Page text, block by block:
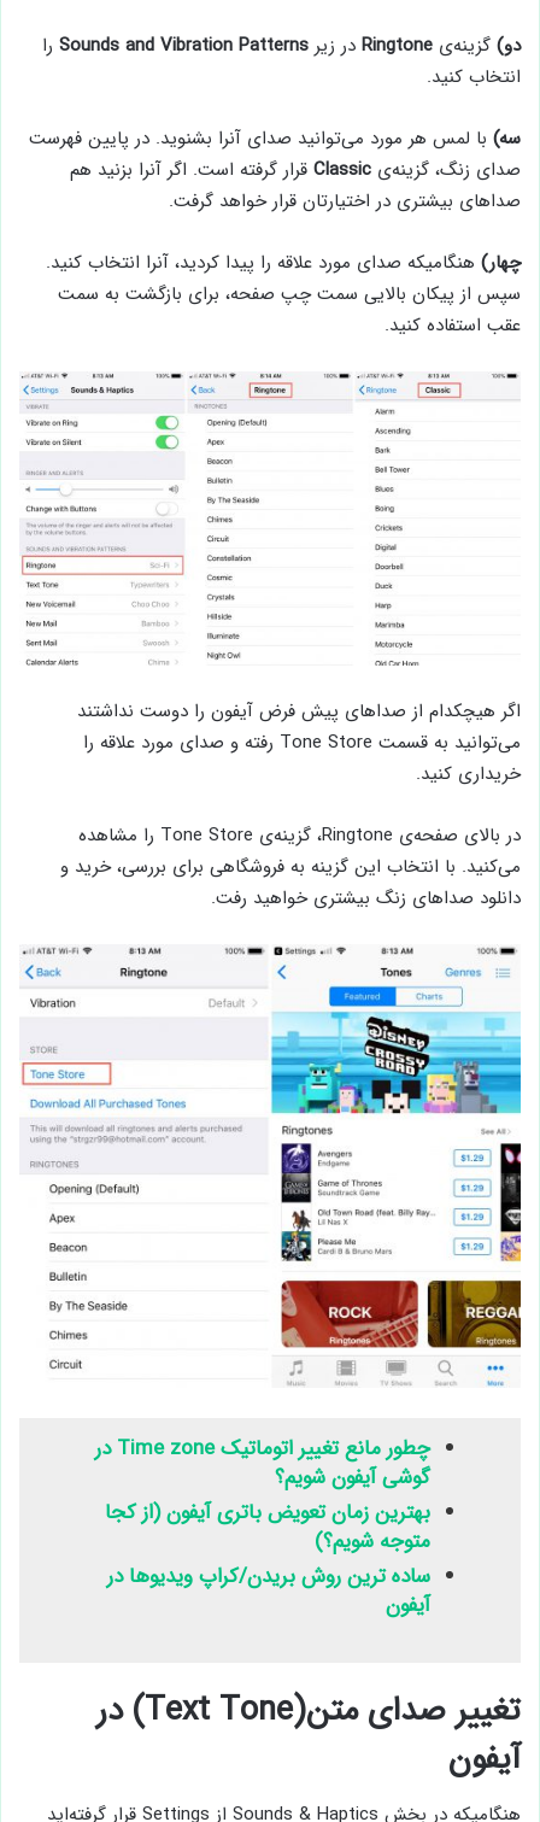
دو) گزینه‌ی Ringtone در زیر Sounds and Vibration Patterns را
انتخاب کنید.
سه) با لمس هر مورد می‌توانید صدای آنرا بشنوید. در پایین فهرست
صدای زنگ، گزینه‌ی Classic قرار گرفته است. اگر آنرا بزنید هم
صداهای بیشتری در اختیارتان قرار خواهد گرفت.
چهار) هنگامیکه صدای مورد علاقه را پیدا کردید، آنرا انتخاب کنید.
سپس از پیکان بالایی سمت چپ صفحه، برای بازگشت به سمت
عقب استفاده کنید.
اگر هیچکدام از صداهای پیش فرض آیفون را دوست نداشتند
می‌توانید به قسمت Tone Store رفته و صدای مورد علاقه را
خریداری کنید.
در بالای صفحه‌ی Ringtone، گزینه‌ی Tone Store را مشاهده
می‌کنید. با انتخاب این گزینه به فروشگاهی برای بررسی، خرید و
دانلود صداهای زنگ بیشتری خواهید رفت.
چطور مانع تغییر اتوماتیک Time zone در
گوشی آیفون شویم؟
بهترین زمان تعویض باتری آیفون (از کجا
متوجه شویم؟)
ساده ترین روش بریدن/کراپ ویدیوها در
آیفون
تغییر صدای متن(Text Tone) در
آیفون
هنگامیکه در بخش Sounds & Haptics از Settings قرار گرفته‌اید